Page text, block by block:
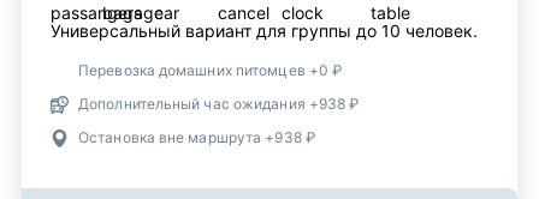
Универсальный вариант для группы до 10 человек.
Перевозка домашних питомцев +0 ₽
Дополнительный час ожидания +938 ₽
Остановка вне маршрута +938 ₽